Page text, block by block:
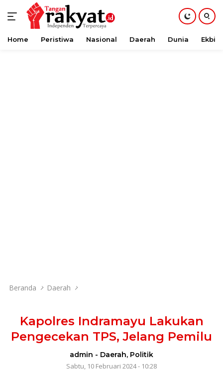
Langsung
Home Peristiwa Nasional Daerah Dunia Ekbis
Beranda Daerah
Kapolres Indramayu Lakukan
Pengecekan TPS, Jelang Pemilu
admin - Daerah, Politik
Sabtu, 10 Februari 2024 - 10:28